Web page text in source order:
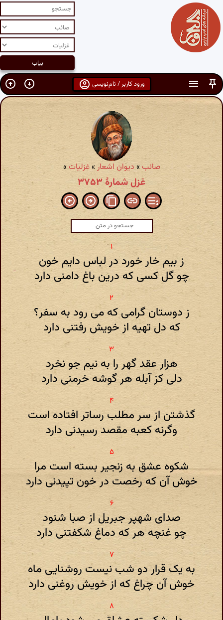
ورود کاربر / نام‌نویسی
صائب »دیوان اشعار»غزلیات»
غزل شمارهٔ ۳۷۵۳
ز بیم خار خورد در لباس دایم خون
چو گل کسی که درین باغ دامنی دارد
ز دوستان گرامی که می رود به سفر؟
که دل تهیه از خویش رفتنی دارد
هزار عقد گهر را به نیم جو نخرد
دلی کز آبله هر گوشه خرمنی دارد
گذشتن از سر مطلب رساتر افتاده است
وگرنه کعبه مقصد رسیدنی دارد
شکوه عشق به زنجیر بسته است مرا
خوش آن که رخصت در خون تپیدنی دارد
صدای شهپر جبریل از صبا شنود
چو غنچه هر که دماغ شکفتنی دارد
به یک قرار دو شب نیست روشنایی ماه
خوش آن چراغ که از خویش روغنی دارد